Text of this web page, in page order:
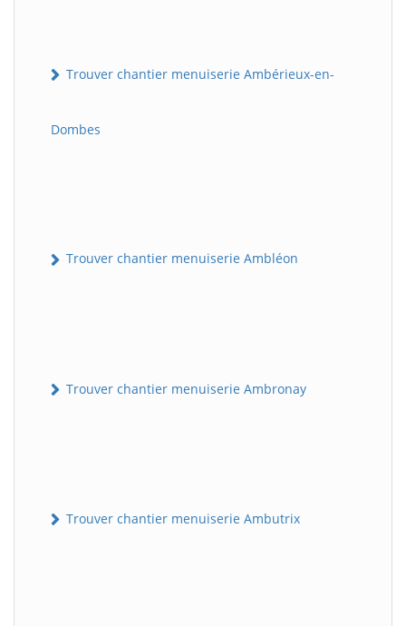
Trouver chantier menuiserie Ambérieux-en-
Dombes
Trouver chantier menuiserie Ambléon
Trouver chantier menuiserie Ambronay
Trouver chantier menuiserie Ambutrix